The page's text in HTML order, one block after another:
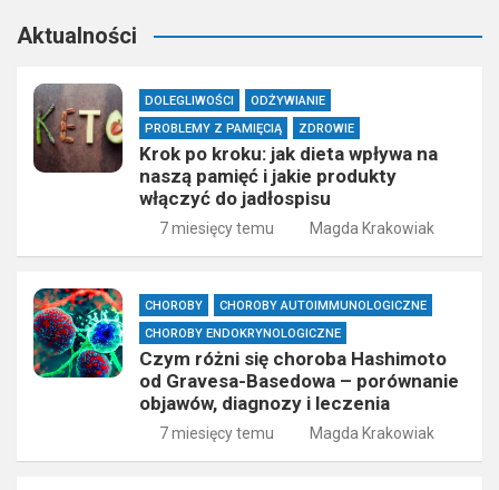
Aktualności
DOLEGLIWOŚCI
ODŻYWIANIE
PROBLEMY Z PAMIĘCIĄ
ZDROWIE
Krok po kroku: jak dieta wpływa na
naszą pamięć i jakie produkty
włączyć do jadłospisu
7 miesięcy temu Magda Krakowiak
CHOROBY
CHOROBY AUTOIMMUNOLOGICZNE
CHOROBY ENDOKRYNOLOGICZNE
Czym różni się choroba Hashimoto
od Gravesa-Basedowa – porównanie
objawów, diagnozy i leczenia
7 miesięcy temu Magda Krakowiak